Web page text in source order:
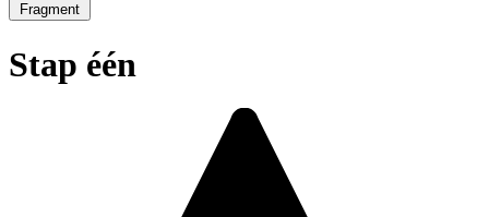
Fragment
Stap één